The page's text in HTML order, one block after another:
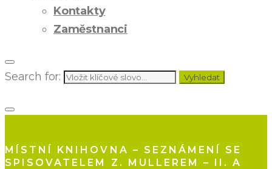
Kontakty
Zaměstnanci
Search for: Vyhledat
MÍSTNÍ KNIHOVNA – SEZNÁMENÍ SE
SPISOVATELEM Z. MULLEREM – II. A